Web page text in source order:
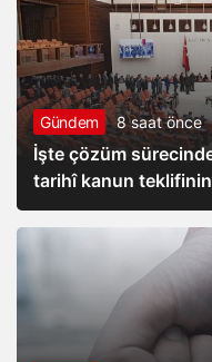
Gündem 8 saat önce
İşte çözüm
tarihî kanun